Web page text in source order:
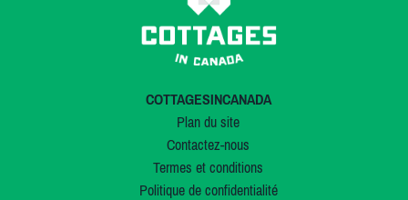
COTTAGESINCANADA
Plan du site
Contactez-nous
Termes et conditions
Politique de confidentialité